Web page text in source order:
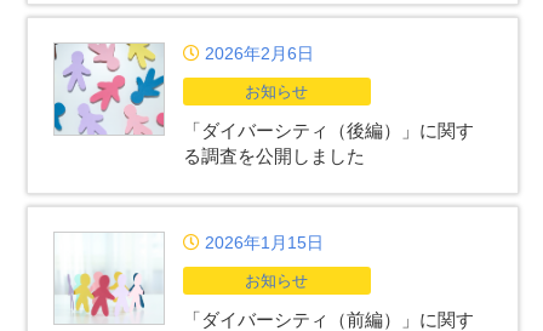
2026年2月6日
お知らせ
「ダイバーシティ（後編）」に関す
る調査を公開しました
2026年1月15日
お知らせ
「ダイバーシティ（前編）」に関す